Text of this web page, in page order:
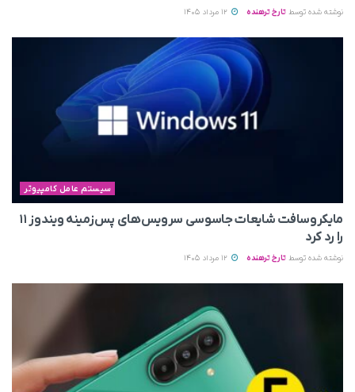
نوشته شده توسط تارخ ترهنده
سیستم عامل کامپیوتر
مایکروسافت شایعات جاسوسی سرویس‌های پس‌زمینه ویندوز ۱۱
را رد کرد
نوشته شده توسط تارخ ترهنده